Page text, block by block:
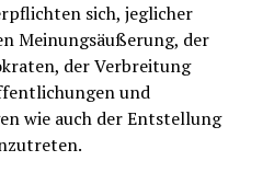
sich, jeglicher
Meinungsäußerung, der
der Verbreitung
und
wie auch der Entstellung